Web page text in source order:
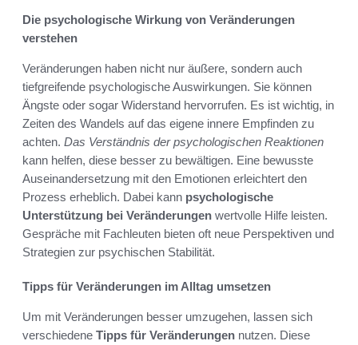
Die psychologische Wirkung von Veränderungen
verstehen
Veränderungen haben nicht nur äußere, sondern auch
tiefgreifende psychologische Auswirkungen. Sie können
Ängste oder sogar Widerstand hervorrufen. Es ist wichtig, in
Zeiten des Wandels auf das eigene innere Empfinden zu
achten. Das Verständnis der psychologischen Reaktionen
kann helfen, diese besser zu bewältigen. Eine bewusste
Auseinandersetzung mit den Emotionen erleichtert den
Prozess erheblich. Dabei kann psychologische
Unterstützung bei Veränderungen wertvolle Hilfe leisten.
Gespräche mit Fachleuten bieten oft neue Perspektiven und
Strategien zur psychischen Stabilität.
Tipps für Veränderungen im Alltag umsetzen
Um mit Veränderungen besser umzugehen, lassen sich
verschiedene Tipps für Veränderungen nutzen. Diese